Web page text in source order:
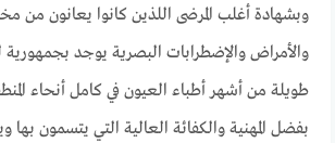
وبشهادة أغلب المرضى اللذين كانوا يعانون من
والأمراض والإضطرابات البصرية يوجد بجمهورية
طويلة من أشهر أطباء العيون في كامل أنحاء
بفضل المهنية والكفائة العالية التي يتسمون بها